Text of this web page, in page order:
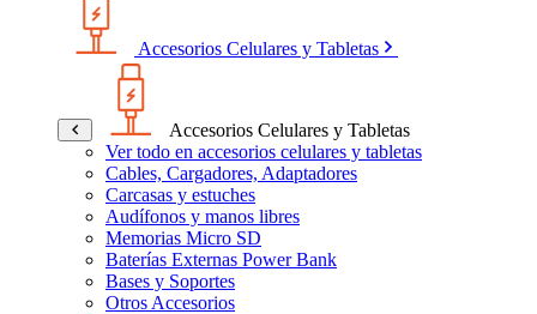
Accesorios Celulares y Tabletas
Accesorios Celulares y Tabletas
Ver todo en accesorios celulares y tabletas
Cables, Cargadores, Adaptadores
Carcasas y estuches
Audífonos y manos libres
Memorias Micro SD
Baterías Externas Power Bank
Bases y Soportes
Otros Accesorios